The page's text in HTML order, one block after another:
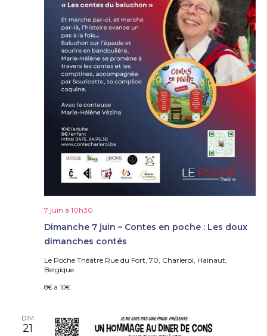
Dimanche 7 juin – Contes en poche : Les doux
dimanches contés
7 juin à 10h30
Le Poche Théâtre Rue du Fort, 70, Charleroi, Hainaut,
Belgique
8€ à 10€
DIM
21